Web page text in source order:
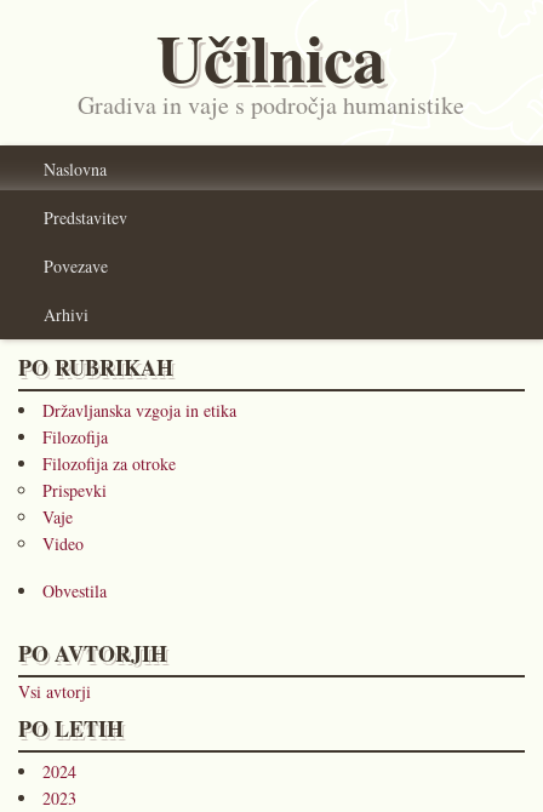
Učilnica
Gradiva in vaje s področja humanistike
Naslovna
Predstavitev
Povezave
Arhivi
PO RUBRIKAH
Državljanska vzgoja in etika
Filozofija
Filozofija za otroke
Prispevki
Vaje
Video
Obvestila
PO AVTORJIH
Vsi avtorji
PO LETIH
2024
2023